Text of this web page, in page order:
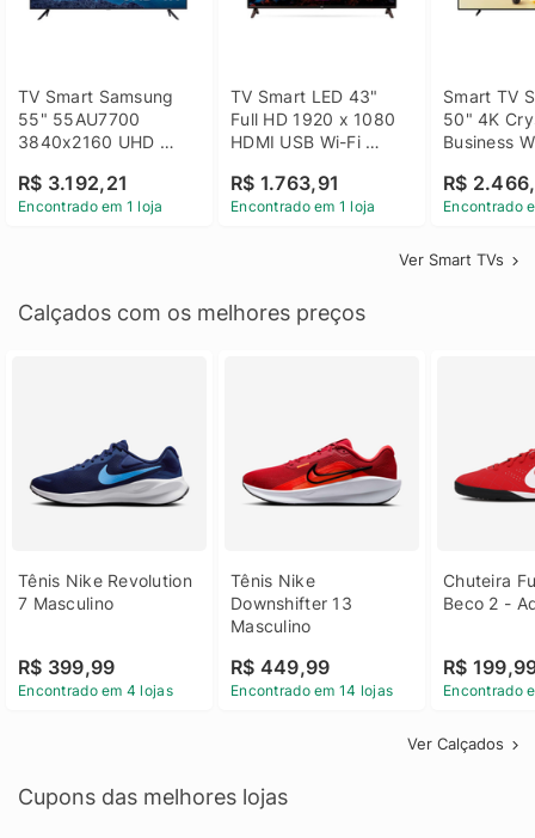
TV Smart Samsung
55" 55AU7700
3840x2160 UHD
Bluetooth
R$ 3.192,21
Encontrado em 1 loja
TV Smart LED 43"
Full HD 1920 x 1080
HDMI USB Wi-Fi
43LM631C0SB LG
R$ 1.763,91
Encontrado em 1 loja
Smart TV
50" 4K
Business
R$
Encontrado
Ver Smart TVs
Calçados com os melhores preços
Tênis Nike Revolution
7 Masculino
R$ 399,99
Encontrado em 4 lojas
Tênis Nike
Downshifter 13
Masculino
R$ 449,99
Encontrado em 14 lojas
Chuteira
Beco 2 -
R$
Encontrado
Ver Calçados
Cupons das melhores lojas